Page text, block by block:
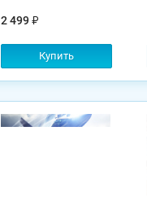
2 499
Купить